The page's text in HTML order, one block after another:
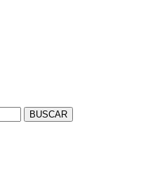
BUSCAR